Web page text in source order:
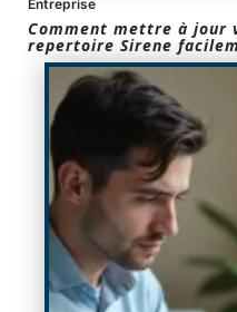
Entreprise
Comment mettre à jour
repertoire Sirene